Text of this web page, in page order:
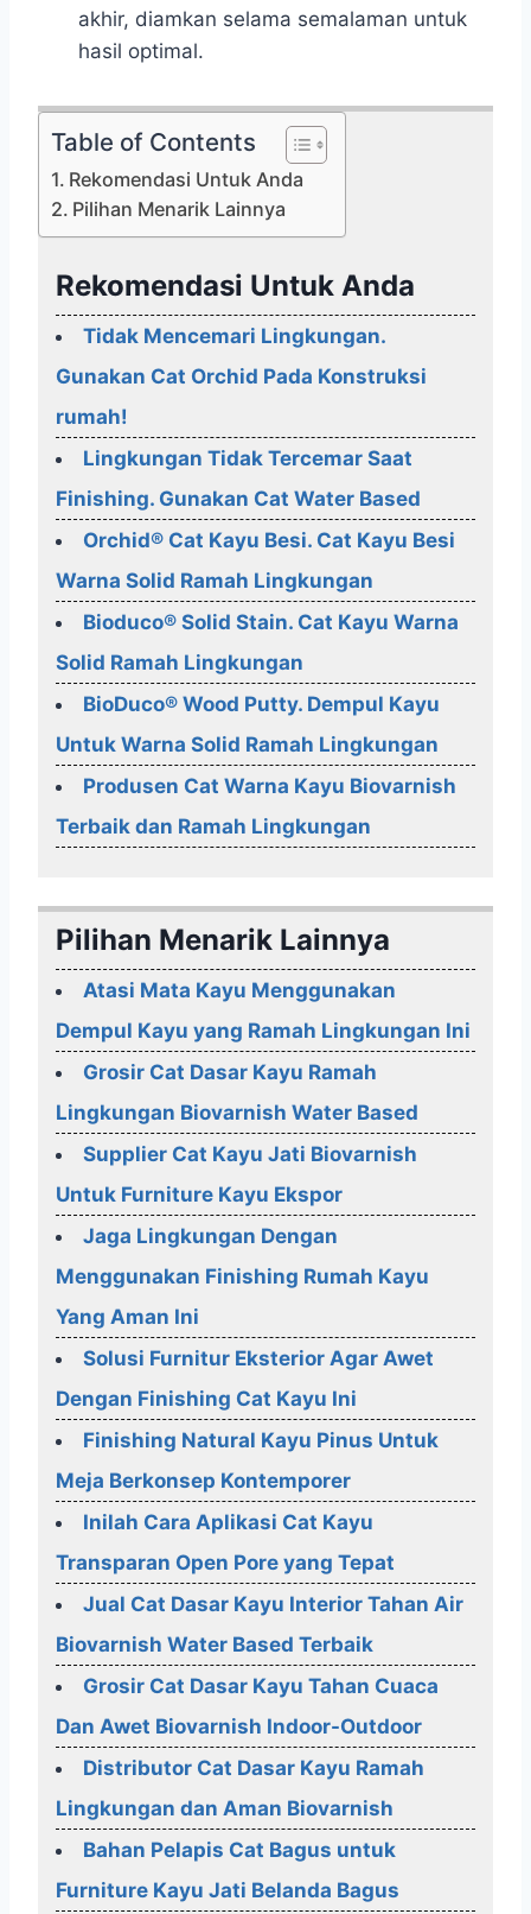
akhir, diamkan selama semalaman untuk
hasil optimal.
Table of Contents
Rekomendasi Untuk Anda
Pilihan Menarik Lainnya
Rekomendasi Untuk Anda
Tidak Mencemari Lingkungan.
Gunakan Cat Orchid Pada Konstruksi
rumah!
Lingkungan Tidak Tercemar Saat
Finishing. Gunakan Cat Water Based
Orchid® Cat Kayu Besi. Cat Kayu Besi
Warna Solid Ramah Lingkungan
Bioduco® Solid Stain. Cat Kayu Warna
Solid Ramah Lingkungan
BioDuco® Wood Putty. Dempul Kayu
Untuk Warna Solid Ramah Lingkungan
Produsen Cat Warna Kayu Biovarnish
Terbaik dan Ramah Lingkungan
Pilihan Menarik Lainnya
Atasi Mata Kayu Menggunakan
Dempul Kayu yang Ramah Lingkungan Ini
Grosir Cat Dasar Kayu Ramah
Lingkungan Biovarnish Water Based
Supplier Cat Kayu Jati Biovarnish
Untuk Furniture Kayu Ekspor
Jaga Lingkungan Dengan
Menggunakan Finishing Rumah Kayu
Yang Aman Ini
Solusi Furnitur Eksterior Agar Awet
Dengan Finishing Cat Kayu Ini
Finishing Natural Kayu Pinus Untuk
Meja Berkonsep Kontemporer
Inilah Cara Aplikasi Cat Kayu
Transparan Open Pore yang Tepat
Jual Cat Dasar Kayu Interior Tahan Air
Biovarnish Water Based Terbaik
Grosir Cat Dasar Kayu Tahan Cuaca
Dan Awet Biovarnish Indoor-Outdoor
Distributor Cat Dasar Kayu Ramah
Lingkungan dan Aman Biovarnish
Bahan Pelapis Cat Bagus untuk
Furniture Kayu Jati Belanda Bagus